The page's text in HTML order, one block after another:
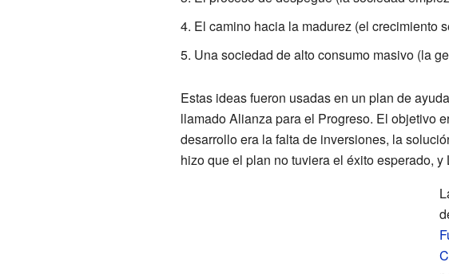
El camino hacia la madurez (el crecimiento
Una sociedad de alto consumo masivo (la
Estas ideas fueron usadas en un plan de
llamado Alianza para el Progreso. El objetivo
desarrollo era la falta de inversiones, la
hizo que el plan no tuviera el éxito esperado,